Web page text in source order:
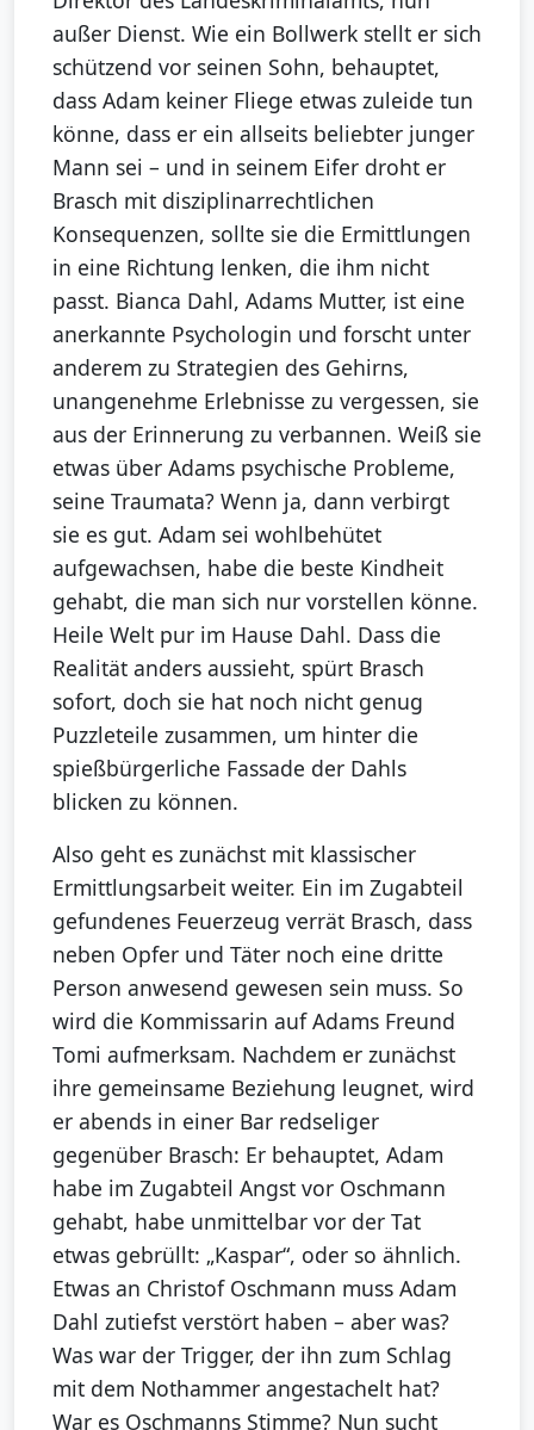
außer Dienst. Wie ein Bollwerk stellt er sich
schützend vor seinen Sohn, behauptet,
dass Adam keiner Fliege etwas zuleide tun
könne, dass er ein allseits beliebter junger
Mann sei – und in seinem Eifer droht er
Brasch mit disziplinarrechtlichen
Konsequenzen, sollte sie die Ermittlungen
in eine Richtung lenken, die ihm nicht
passt. Bianca Dahl, Adams Mutter, ist eine
anerkannte Psychologin und forscht unter
anderem zu Strategien des Gehirns,
unangenehme Erlebnisse zu vergessen, sie
aus der Erinnerung zu verbannen. Weiß sie
etwas über Adams psychische Probleme,
seine Traumata? Wenn ja, dann verbirgt
sie es gut. Adam sei wohlbehütet
aufgewachsen, habe die beste Kindheit
gehabt, die man sich nur vorstellen könne.
Heile Welt pur im Hause Dahl. Dass die
Realität anders aussieht, spürt Brasch
sofort, doch sie hat noch nicht genug
Puzzleteile zusammen, um hinter die
spießbürgerliche Fassade der Dahls
blicken zu können.
Also geht es zunächst mit klassischer
Ermittlungsarbeit weiter. Ein im Zugabteil
gefundenes Feuerzeug verrät Brasch, dass
neben Opfer und Täter noch eine dritte
Person anwesend gewesen sein muss. So
wird die Kommissarin auf Adams Freund
Tomi aufmerksam. Nachdem er zunächst
ihre gemeinsame Beziehung leugnet, wird
er abends in einer Bar redseliger
gegenüber Brasch: Er behauptet, Adam
habe im Zugabteil Angst vor Oschmann
gehabt, habe unmittelbar vor der Tat
etwas gebrüllt: „Kaspar“, oder so ähnlich.
Etwas an Christof Oschmann muss Adam
Dahl zutiefst verstört haben – aber was?
Was war der Trigger, der ihn zum Schlag
mit dem Nothammer angestachelt hat?
War es Oschmanns Stimme? Nun sucht